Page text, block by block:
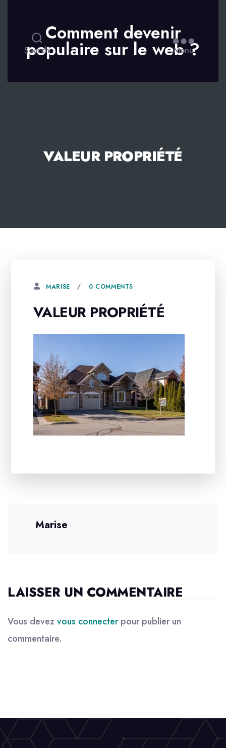
Search
Comment devenir
populaire sur le web ?
Menu
VALEUR PROPRIÉTÉ
MARISE 0 COMMENTS
VALEUR PROPRIÉTÉ
Marise
LAISSER UN COMMENTAIRE
Vous devez vous connecterpour publier un
commentaire.